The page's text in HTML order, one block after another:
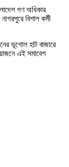
গণ অধিকার
বিশাল কর্মী
ভূগোল হাট বাজারে
এই সমাবেশ